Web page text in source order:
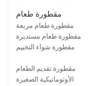
مقطورة طعام
مقطورة طعام مربعة
مقطورة طعام مستديرة
مقطورة شواء التخييم
مقطورة تقديم الطعام
الأوتوماتيكية الصغيرة